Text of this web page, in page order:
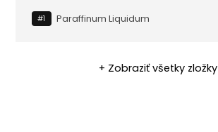
#1 Paraffinum Liquidum
+ Zobraziť všetky zložky